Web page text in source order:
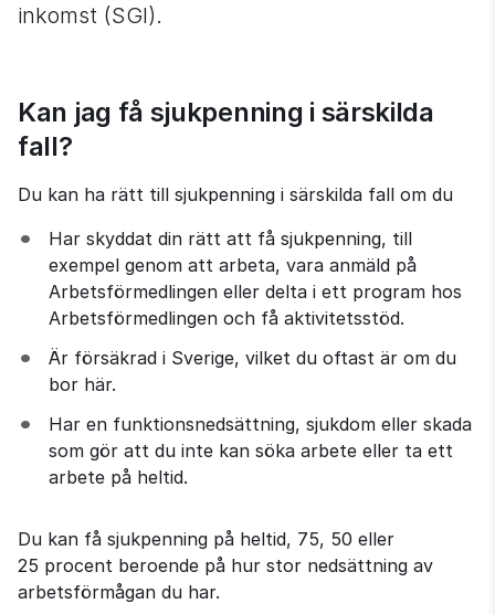
inkomst (SGI).
Kan jag få sjukpenning i särskilda
fall?
Du kan ha rätt till sjukpenning i särskilda fall om du
Har skyddat din rätt att få sjukpenning, till
exempel genom att arbeta, vara anmäld på
Arbetsförmedlingen eller delta i ett program hos
Arbetsförmedlingen och få aktivitetsstöd.
Är försäkrad i Sverige, vilket du oftast är om du
bor här.
Har en funktionsnedsättning, sjukdom eller skada
som gör att du inte kan söka arbete eller ta ett
arbete på heltid.
Du kan få sjukpenning på heltid, 75, 50 eller
25 procent beroende på hur stor nedsättning av
arbetsförmågan du har.